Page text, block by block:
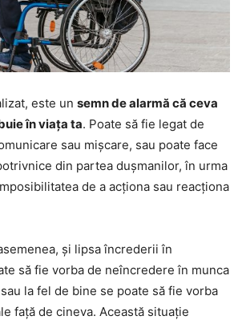
este un semn de alarmă că ceva
în viața ta. Poate să fie legat de
sau mișcare, sau poate face
din partea dușmanilor, în urma
de a acționa sau reacționa
și lipsa încrederii în
să fie vorba de neîncredere în munca
la fel de bine se poate să fie vorba
față de cineva. Această situație